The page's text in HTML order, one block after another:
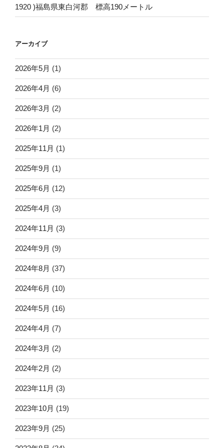
1920 )福島県東白河郡 標高190メートル
アーカイブ
2026年5月 (1)
2026年4月 (6)
2026年3月 (2)
2026年1月 (2)
2025年11月 (1)
2025年9月 (1)
2025年6月 (12)
2025年4月 (3)
2024年11月 (3)
2024年9月 (9)
2024年8月 (37)
2024年6月 (10)
2024年5月 (16)
2024年4月 (7)
2024年3月 (2)
2024年2月 (2)
2023年11月 (3)
2023年10月 (19)
2023年9月 (25)